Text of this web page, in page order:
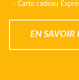
- Carte cadeau
EN SAVOIR